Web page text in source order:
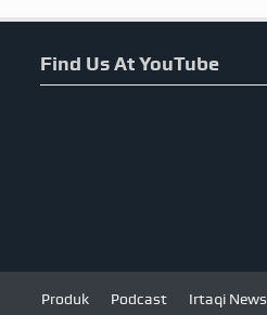
Find Us At YouTube
Produk Podcast Irtaqi News